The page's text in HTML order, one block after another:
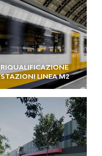
RIQUALIFICAZIONE
STAZIONI LINEA M2